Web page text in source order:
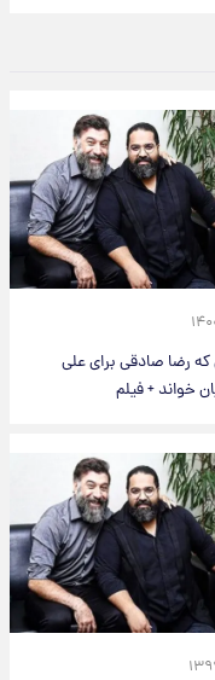
۱۴
رضا صادقی برای علی
خواند + فیلم
۸